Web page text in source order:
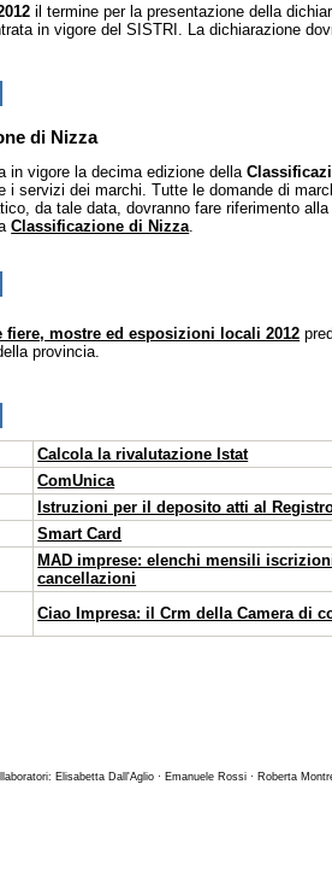
il termine per la presentazione della
in vigore del SISTRI. La dichiarazione
di Nizza
in vigore la decima edizione della
i servizi dei marchi. Tutte le domande di
da tale data, dovranno fare riferimento
Classificazione di Nizza.
fiere, mostre ed esposizioni locali 2012
provincia.
Calcola la rivalutazione Istat
ComUnica
Istruzioni per il deposito atti al
Smart Card
MAD imprese: elenchi mensili
cancellazioni
Ciao Impresa: il Crm della Camera di
Elisabetta Dall'Aglio · Emanuele Rossi · Roberta